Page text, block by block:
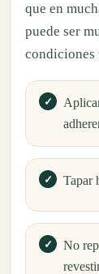
que en
puede ser
condiciones
Tapar
No